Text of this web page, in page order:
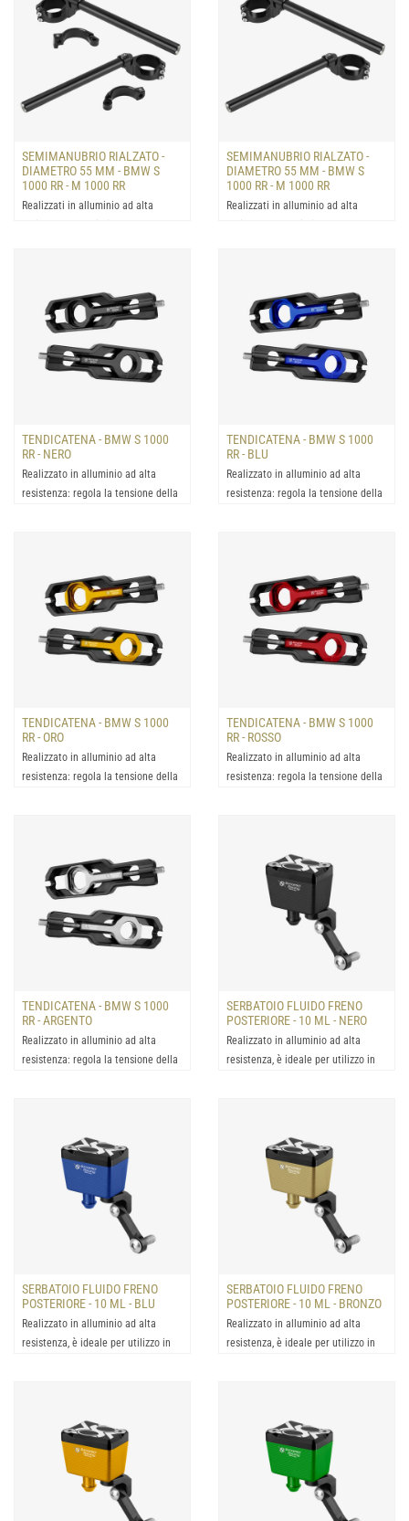
SEMIMANUBRIO RIALZATO -
DIAMETRO 55 MM - BMW S
1000 RR - M 1000 RR
Realizzati in alluminio ad alta
SEMIMANUBRIO RIALZATO -
DIAMETRO 55 MM - BMW S
1000 RR - M 1000 RR
Realizzati in alluminio ad alta
TENDICATENA - BMW S 1000
RR - NERO
Realizzato in alluminio ad alta
resistenza: regola la tensione della
TENDICATENA - BMW S 1000
RR - BLU
Realizzato in alluminio ad alta
resistenza: regola la tensione della
TENDICATENA - BMW S 1000
RR - ORO
Realizzato in alluminio ad alta
resistenza: regola la tensione della
TENDICATENA - BMW S 1000
RR - ROSSO
Realizzato in alluminio ad alta
resistenza: regola la tensione della
TENDICATENA - BMW S 1000
RR - ARGENTO
Realizzato in alluminio ad alta
resistenza: regola la tensione della
SERBATOIO FLUIDO FRENO
POSTERIORE - 10 ML - NERO
Realizzato in alluminio ad alta
resistenza, è ideale per utilizzo in
SERBATOIO FLUIDO FRENO
POSTERIORE - 10 ML - BLU
Realizzato in alluminio ad alta
resistenza, è ideale per utilizzo in
SERBATOIO FLUIDO FRENO
POSTERIORE - 10 ML - BRONZO
Realizzato in alluminio ad alta
resistenza, è ideale per utilizzo in